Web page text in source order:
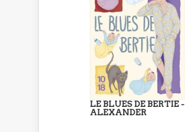
LE BLUES DE BERTIE -
ALEXANDER